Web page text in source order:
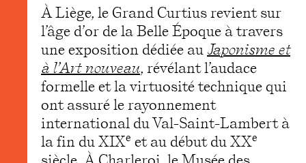
À Liège, le Grand Curtius revient sur
l’âge d’or de la Belle Époque à travers
une exposition dédiée au Japonisme et
à l’Art nouveau, révélant l’audace
formelle et la virtuosité technique qui
ont assuré le rayonnement
international du Val-Saint-Lambert à
la fin du XIXe et au début du XXe
siècle. À Charleroi, le Musée des